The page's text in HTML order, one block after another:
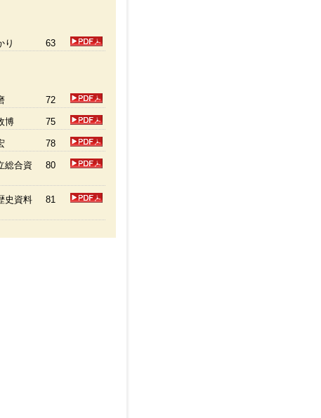
り 63
72
博 75
78
総合資
80
史資料
81